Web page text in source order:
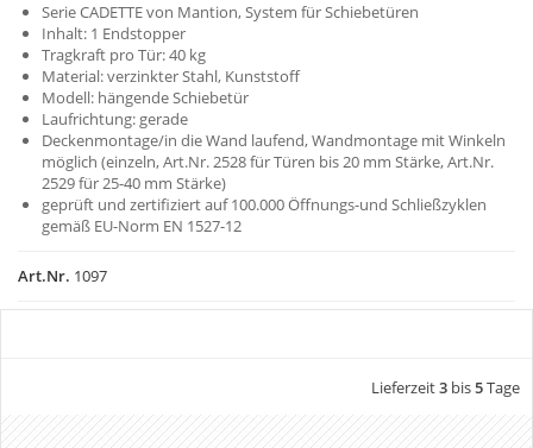
Serie CADETTE von Mantion, System für Schiebetüren
Inhalt: 1 Endstopper
Tragkraft pro Tür: 40 kg
Material: verzinkter Stahl, Kunststoff
Modell: hängende Schiebetür
Laufrichtung: gerade
Deckenmontage/in die Wand laufend, Wandmontage mit Winkeln
möglich (einzeln, Art.Nr. 2528 für Türen bis 20 mm Stärke, Art.Nr.
2529 für 25-40 mm Stärke)
geprüft und zertifiziert auf 100.000 Öffnungs-und Schließzyklen
gemäß EU-Norm EN 1527-12
Art.Nr. 1097
Lieferzeit3 bis5Tage